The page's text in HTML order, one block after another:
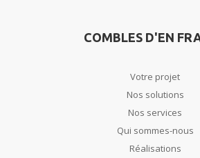
COMBLES D'EN
Votre projet
Nos solutions
Nos services
Qui sommes-nous
Réalisations